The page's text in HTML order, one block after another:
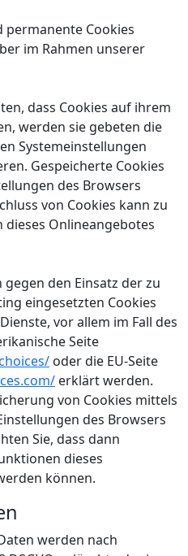
Cookies
im Rahmen unserer
dass Cookies auf ihrem
werden sie gebeten die
Systemeinstellungen
Gespeicherte Cookies
des Browsers
von Cookies kann zu
Onlineangebotes
den Einsatz der zu
eingesetzten Cookies
vor allem im Fall des
Seite
oder die EU-Seite
erklärt werden.
von Cookies mittels
des Browsers
Sie, dass dann
dieses
können.
werden nach